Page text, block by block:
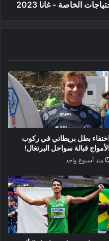
الخاصة - غانا 2023
اختفاء بطل بريطاني في ركوب
الأمواج قبالة سواحل البرتغال!
منذ أسبوع واحد